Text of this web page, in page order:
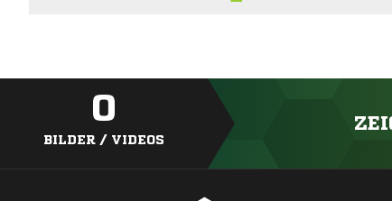
0
BILDER / VIDEOS